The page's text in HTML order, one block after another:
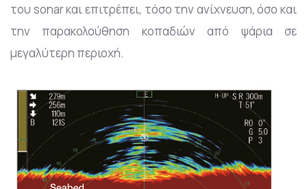
του sonar και επιτρέπει, τόσο την ανίχνευση, όσο και
την παρακολούθηση κοπαδιών από ψάρια σε
μεγαλύτερη περιοχή.